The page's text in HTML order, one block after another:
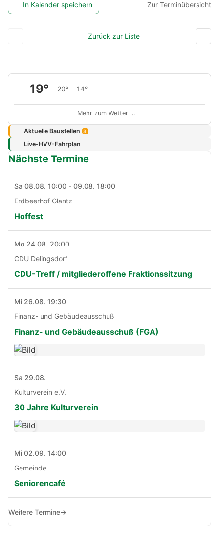
In Kalender speichern Zur Terminübersicht
Zurück zur Liste
19° 20° 14°
Mehr zum Wetter …
Aktuelle Baustellen 3
Live-HVV-Fahrplan
Nächste Termine
Sa 08.08. 10:00 - 09.08. 18:00
Erdbeerhof Glantz
Hoffest
Mo 24.08. 20:00
CDU Delingsdorf
CDU-Treff / mitgliederoffene Fraktionssitzung
Mi 26.08. 19:30
Finanz- und Gebäudeausschuß
Finanz- und Gebäudeausschuß (FGA)
Sa 29.08.
Kulturverein e.V.
30 Jahre Kulturverein
Mi 02.09. 14:00
Gemeinde
Seniorencafé
Weitere Termine→